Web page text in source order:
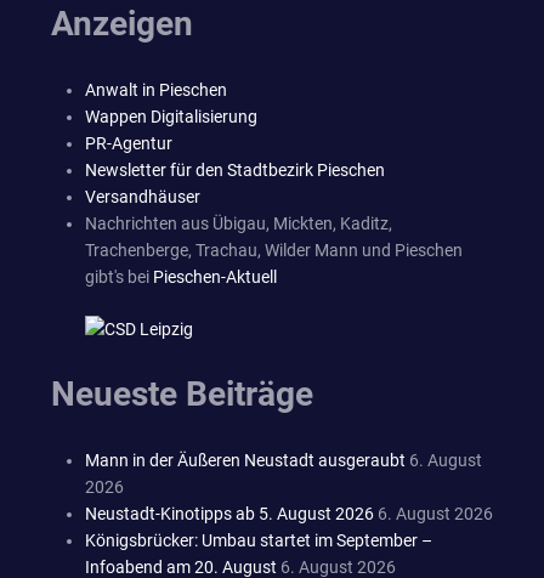
Anzeigen
Anwalt in Pieschen
Wappen Digitalisierung
PR-Agentur
Newsletter für den Stadtbezirk Pieschen
Versandhäuser
Nachrichten aus Übigau, Mickten, Kaditz,
Trachenberge, Trachau, Wilder Mann und Pieschen
gibt's bei Pieschen-Aktuell
Neueste Beiträge
Mann in der Äußeren Neustadt ausgeraubt 6. August
2026
Neustadt-Kinotipps ab 5. August 2026 6. August 2026
Königsbrücker: Umbau startet im September –
Infoabend am 20. August 6. August 2026